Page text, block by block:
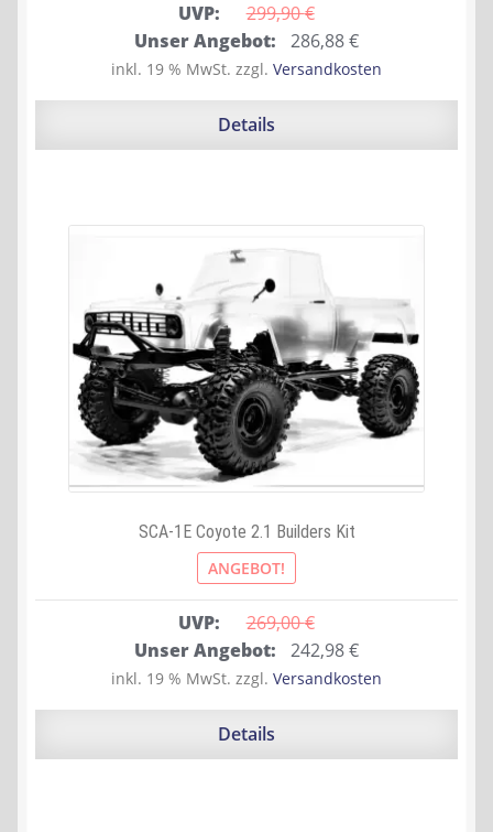
UVP: 299,90 €
Ursprünglicher
Preis
war:
Unser Angebot: 286,88€Aktueller
Preis
ist:
inkl. 19 % MwSt. zzgl. Versandkosten
Details
SCA-1E Coyote 2.1 Builders Kit
ANGEBOT!
UVP: 269,00 €
Ursprünglicher
Preis
war:
Unser Angebot: 242,98€Aktueller
Preis
ist:
inkl. 19 % MwSt. zzgl. Versandkosten
Details